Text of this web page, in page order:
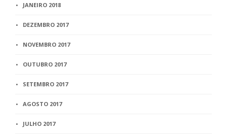
JANEIRO 2018
DEZEMBRO 2017
NOVEMBRO 2017
OUTUBRO 2017
SETEMBRO 2017
AGOSTO 2017
JULHO 2017